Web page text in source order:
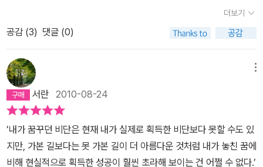
전쟁을 증언하는 데에 매달렸는 지를 이해하는 데에 하나의 단초가
된다. 어쩔 수 없는 절절하고 생생한 시간들. 감각의 기억들. 오죽하면
김훈의 <남한산성>을 읽으며 감기에 걸리기까지 했을까. 전쟁을 간
접적으로 전해듣고 상상하는 것들과 실제로 그 인간이 전체 속에 함
몰해 들어가 그 중량감과 존귀함을 갑자기 상실하고 개인의 삶이 요
동치는 실제 전쟁의 체험과는 천양지차일 수밖에 없을 것이다. 박완
서는 외려 현재의 풍요로움이 하나의 환상 같고 과거의 그 전시의 빈
곤함과 신산한 삶들이 더 현실처럼 느껴진다고 고백하고 있다. 이념
이라면 넌더리가 나고 좌도 싫고 우도 싫다는 그의 외침이 내려 앉는
나가야 하는 것도 사실이다. 박완서가 글쓰기를 통한 '몰입'과 천주교
를 통한 '믿음'에 기대어 어떻게든 버텨냈듯이.답은 각자 찾아나가는
것이겠지만 그리스인들의 태도는 한번 참고할만하다. 박경철에 의하
면 그들은 '삶은 기본적으로 행복한 것이며, 인간은 경이로운 존재'라
고 그리고 '삶의 과정에 가끔은 행운이 때로는 불운이 교차하지만, 행
운/불운과 행복/불행은 다른차원의 것'으로 여긴다고 한다. 저번글에
썼듯 '운'에 좌우되는 칠할은 '할수 없잖아'라며 있는 그대로 담담히 받
아들이는 자세 아닌가 싶다.아무쪼록 이 세상에 살고 있는 더 많은 사
람들이 행복했으면 하는 바람에 오늘도 잉여력을 발휘하여 끄적여 본
다 :)
다. 더 많이 웃고, 사랑하고, 행복해지기 위해 나는 이 책의 제목을 거
꾸로 이해하기로 했다. '지금 가고 있는 길이 가장 아름다운 거라고.
는 첫사랑의 사진 한장으로 충분한 거라고. 못 가본 길을 궁금해 하기
보단 지금 걷고 있는 길을 좀더 아름답게 가꾸어 보자고.'
내고, 귀한 손님이 오면 꼭 집 밥을 해주고 싶어하는할머니, 자투리 시
간에 영화를 관람하는박완서의 일상은 평범했다. 지척에 두고도 가지
못하는 고향에 대한 그리움, 불타버린 남대문을 보며 애통해하고 월
드컵 축구 경기에 열광한다.이른 새벽홀로 정원에 나와 풀을 뽑는 할
머니는 맨 손으로 흙을 주무른다. 마치 자연으로 돌아간 삶을 살고 있
는 듯하다. 타샤의 정원을 연상시키며 그런 노년을 살고 싶다는 생각
을했다.그러다 이런 문장을 만났다. 뭔가 거대한 것으로 가슴을 맞는
듯 기분이다. 내가 꿈꾸던 비단은 현재 내가 실제로 획득한 비단보다
못할 수도 있지만, 가본 길보다는 못 가본 길이 더 아름다운 것처럼 내
더보기
공감 (3) 댓글 (0)
서란 2010-08-24
’내가 꿈꾸던 비단은 현재 내가 실제로 획득한 비단보다 못할 수도 있
지만, 가본 길보다는 못 가본 길이 더 아름다운 것처럼 내가 놓친 꿈에
비해 현실적으로 획득한 성공이 훨씬 초라해 보이는 건 어쩔 수 없다.’